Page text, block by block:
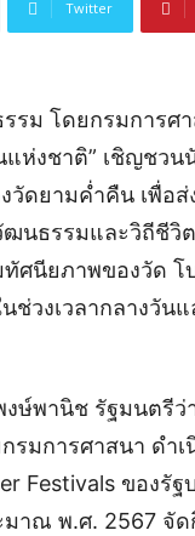
Twitter
รม โดยกรมการศ
งชาติ” เชิญชวนนั
วัดยามค่ำคืน เพื่อ
ฒนธรรมและวิถีชีวิ
ศนียภาพของวัด
ช่วงเวลากลางวัน
งษ์พานิช รัฐมนตรีว่
รมการศาสนา ดำ
Festivals ของรั
มาณ พ.ศ. 2567 จั